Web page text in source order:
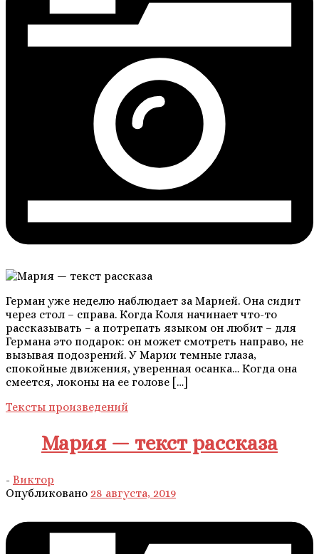
Герман уже неделю наблюдает за Марией. Она сидит
через стол – справа. Когда Коля начинает что-то
рассказывать – а потрепать языком он любит – для
Германа это подарок: он может смотреть направо, не
вызывая подозрений. У Марии темные глаза,
спокойные движения, уверенная осанка… Когда она
смеется, локоны на ее голове […]
Тексты произведений
Мария — текст рассказа
- Виктор
Опубликовано 28 августа, 2019